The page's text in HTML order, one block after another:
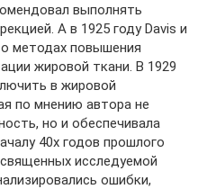
выполнять
А в 1925 году Davis и
методах повышения
жировой ткани. В 1929
в жировой
по мнению автора не
но и обеспечивала
40х годов прошлого
исследуемой
ошибки,